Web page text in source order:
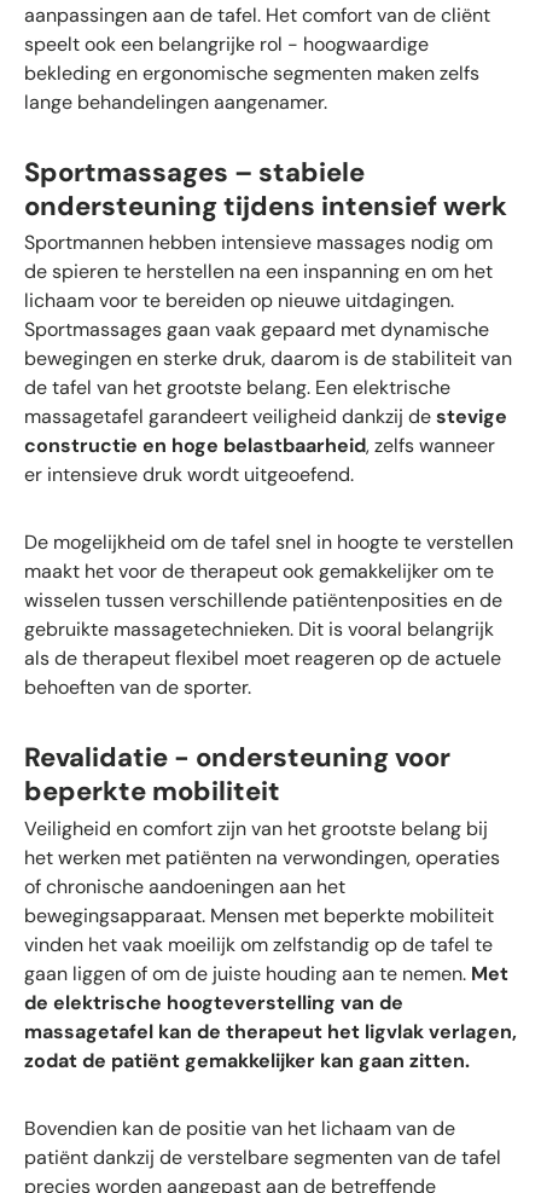
aanpassingen aan de tafel. Het comfort van de cliënt
speelt ook een belangrijke rol - hoogwaardige
bekleding en ergonomische segmenten maken zelfs
lange behandelingen aangenamer.
Sportmassages – stabiele
ondersteuning tijdens intensief werk
Sportmannen hebben intensieve massages nodig om
de spieren te herstellen na een inspanning en om het
lichaam voor te bereiden op nieuwe uitdagingen.
Sportmassages gaan vaak gepaard met dynamische
bewegingen en sterke druk, daarom is de stabiliteit van
de tafel van het grootste belang. Een elektrische
massagetafel garandeert veiligheid dankzij destevige
constructie en hoge belastbaarheid, zelfs wanneer
er intensieve druk wordt uitgeoefend.
De mogelijkheid om de tafel snel in hoogte te verstellen
maakt het voor de therapeut ook gemakkelijker om te
wisselen tussen verschillende patiëntenposities en de
gebruikte massagetechnieken. Dit is vooral belangrijk
als de therapeut flexibel moet reageren op de actuele
behoeften van de sporter.
Revalidatie - ondersteuning voor
beperkte mobiliteit
Veiligheid en comfort zijn van het grootste belang bij
het werken met patiënten na verwondingen, operaties
of chronische aandoeningen aan het
bewegingsapparaat. Mensen met beperkte mobiliteit
vinden het vaak moeilijk om zelfstandig op de tafel te
gaan liggen of om de juiste houding aan te nemen. Met
de elektrische hoogteverstelling van de
massagetafel kan de therapeut het ligvlak verlagen,
zodat de patiënt gemakkelijker kan gaan zitten.
Bovendien kan de positie van het lichaam van de
patiënt dankzij de verstelbare segmenten van de tafel
precies worden aangepast aan de betreffende